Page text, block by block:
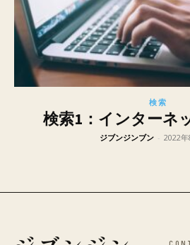
検索
検索1：インターネ
ジブンジンブン - 2022